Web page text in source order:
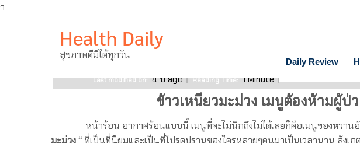
ำ
Health Daily
สุขภาพดีมีได้ทุกวัน
Daily Review
เมนูต้องห้ามผู้ป่วยโรคไต
19 เมษายน 2022 ไม่มีความเห็น
Last modified on: 4 ปี ago Reading Time: 1 Minute Post Words: 17 Words
ข้าวเหนียวมะม่วง เมนูต้องห้ามผู้ป่ว
หน้าร้อน อากาศร้อนแบบนี้ เมนูที่จะไม่นึกถึงไม่ได้เลยก็คือเมนูของหวาน
มะม่วง “ที่เป็นที่นิยมและเป็นที่โปรดปรานของใครหลายๆคนมาเป็นเวลานาน สังเก